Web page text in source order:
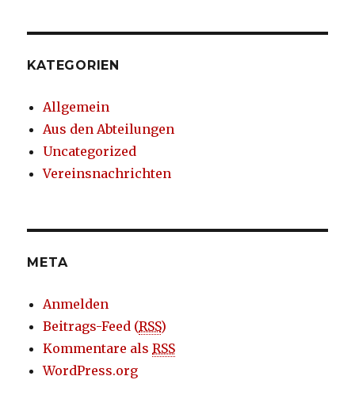
KATEGORIEN
Allgemein
Aus den Abteilungen
Uncategorized
Vereinsnachrichten
META
Anmelden
Beitrags-Feed (RSS)
Kommentare alsRSS
WordPress.org